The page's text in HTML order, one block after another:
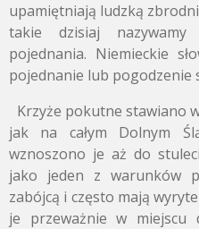
upamiętniają ludzką
takie dzisiaj
pojednania. Niemieckie
pojednanie lub pogodzenie
Krzyże pokutne stawiano
jak na całym Dolnym
wznoszono je aż do
jako jeden z warunków
zabójcą i często mają
je przeważnie w miejscu